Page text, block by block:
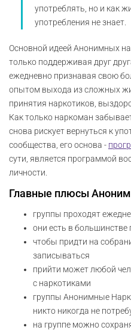
употреблять, но и как
употребления не знает.
Основной идеей Анонимных
только поддерживая друг
ежедневно признавая свою
опытом выхода из сложных
принятия наркотиков,
Как только наркоман
снова рискует вернуться к
сообщества, его основа -
сути, является программой
личности.
Главные плюсы
группы проходят
они есть в большинстве
чтобы придти на
записываться
прийти может любой
с наркотиками
группы Анонимные
никто никогда не
на группе можно